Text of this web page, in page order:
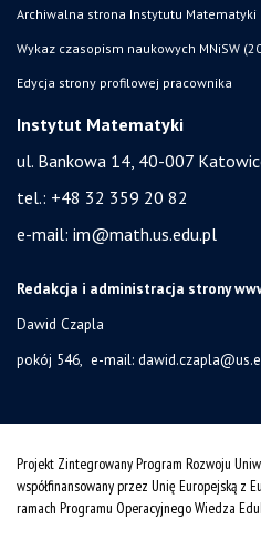
Archiwalna strona Instytutu Matematyki
Wykaz czasopism naukowych MNiSW
Edycja strony profilowej pracownika
Instytut Matematyki
ul. Bankowa 14, 40-007
tel.: +48 32 359 20 82
e-mail: im@math.us.edu.pl
Redakcja i administracja strony
Dawid Czapla
pokój 546, e-mail:
Projekt Zintegrowany Program Rozwoju
współfinansowany przez Unię Europejską z
ramach Programu Operacyjnego Wiedza